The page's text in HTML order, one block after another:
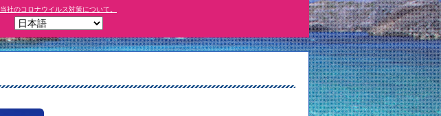
当社のコロナウイルス対策について。